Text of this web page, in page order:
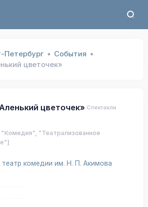
Петербург
События
цветочек»
цветочек» Спектакли
"Театрализованное
театр комедии им. Н. П. Акимова